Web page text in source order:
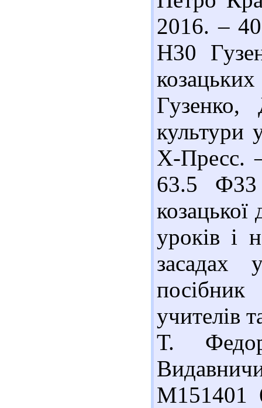
2016. –
Н30
культури
Х-Пресс.
63.5
уроків і
засадах
учителів
Т.
М151401